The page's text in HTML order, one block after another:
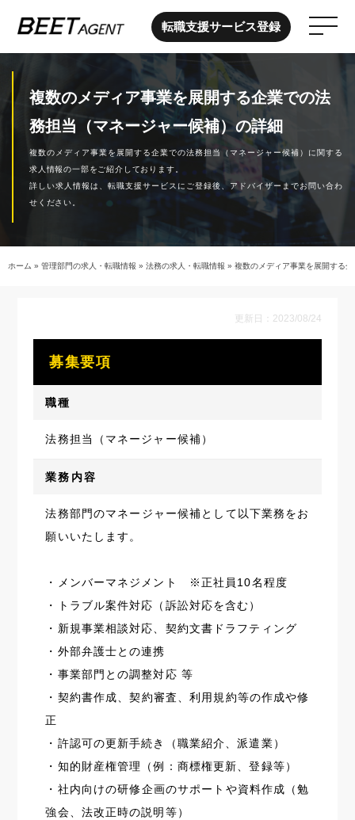
転職支援サービス登録
複数のメディア事業を展開する企業での法
務担当（マネージャー候補）の詳細
複数のメディア事業を展開する企業での法務担当（マネージャー候補）に関する
求人情報の一部をご紹介しております。
詳しい求人情報は、転職支援サービスにご登録後、アドバイザーまでお問い合わ
せください。
ホーム » 管理部門の求人・転職情報 » 法務の求人・転職情報 » 複数のメディア事業を展開する
更新日：2023/08/24
募集要項
職種
法務担当（マネージャー候補）
業務内容
法務部門のマネージャー候補として以下業務をお
願いいたします。
・メンバーマネジメント ※正社員10名程度
・トラブル案件対応（訴訟対応を含む）
・新規事業相談対応、契約文書ドラフティング
・外部弁護士との連携
・事業部門との調整対応 等
・契約書作成、契約審査、利用規約等の作成や修
正
・許認可の更新手続き（職業紹介、派遣業）
・知的財産権管理（例：商標権更新、登録等）
・社内向けの研修企画のサポートや資料作成（勉
強会、法改正時の説明等）